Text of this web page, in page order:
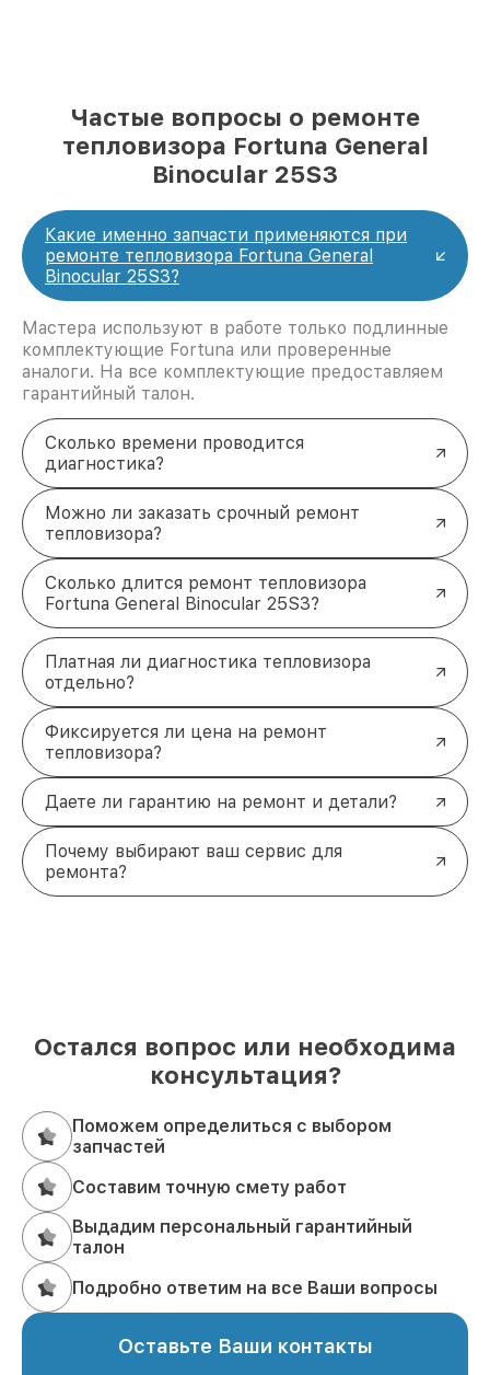
Частые вопросы о ремонте
тепловизора Fortuna General
Binocular 25S3
Какие именно запчасти применяются при
ремонте тепловизора Fortuna General
Binocular 25S3?
Мастера используют в работе только подлинные
комплектующие Fortuna или проверенные
аналоги. На все комплектующие предоставляем
гарантийный талон.
Сколько времени проводится
диагностика?
Можно ли заказать срочный ремонт
тепловизора?
Сколько длится ремонт тепловизора
Fortuna General Binocular 25S3?
Платная ли диагностика тепловизора
отдельно?
Фиксируется ли цена на ремонт
тепловизора?
Даете ли гарантию на ремонт и детали?
Почему выбирают ваш сервис для
ремонта?
Остался вопрос или необходима
консультация?
Поможем определиться с выбором
запчастей
Составим точную смету работ
Выдадим персональный гарантийный
талон
Подробно ответим на все Ваши вопросы
Оставьте Ваши контакты